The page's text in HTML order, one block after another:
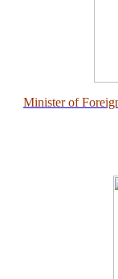
Minister of